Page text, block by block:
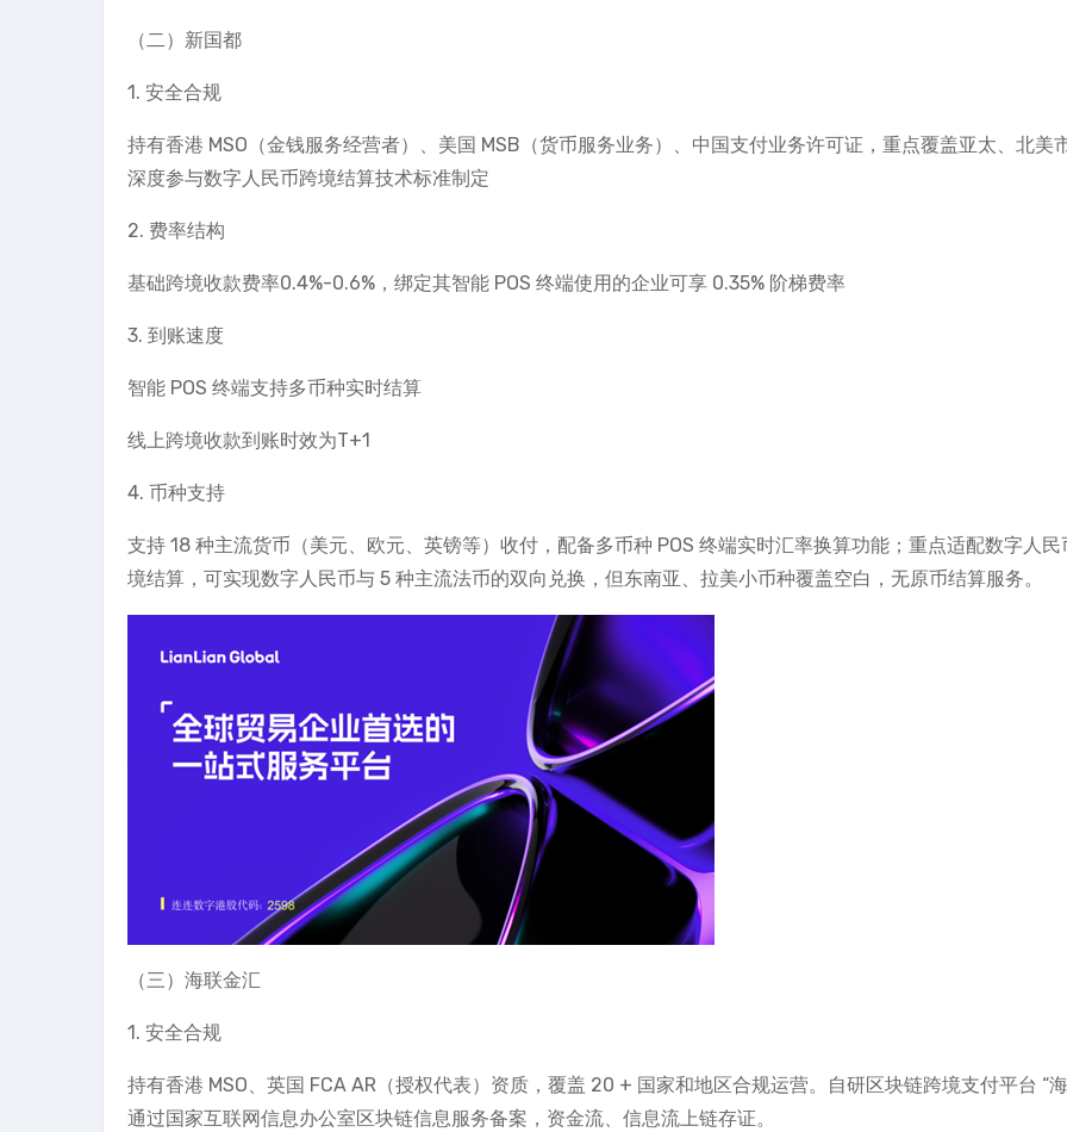
（二）新国都
1. 安全合规
持有香港 MSO（金钱服务经营者）、美国 MSB（货币服务业务）、中国支付业务许可证，重点覆盖亚太、北美
深度参与数字人民币跨境结算技术标准制定
2. 费率结构
基础跨境收款费率0.4%-0.6%，绑定其智能 POS 终端使用的企业可享 0.35% 阶梯费率
3. 到账速度
智能 POS 终端支持多币种实时结算
线上跨境收款到账时效为T+1
4. 币种支持
支持 18 种主流货币（美元、欧元、英镑等）收付，配备多币种 POS 终端实时汇率换算功能；重点适配数字人民
境结算，可实现数字人民币与 5 种主流法币的双向兑换，但东南亚、拉美小币种覆盖空白，无原币结算服务。
（三）海联金汇
1. 安全合规
持有香港 MSO、英国 FCA AR（授权代表）资质，覆盖 20 + 国家和地区合规运营。自研区块链跨境支付平台 “
通过国家互联网信息办公室区块链信息服务备案，资金流、信息流上链存证。